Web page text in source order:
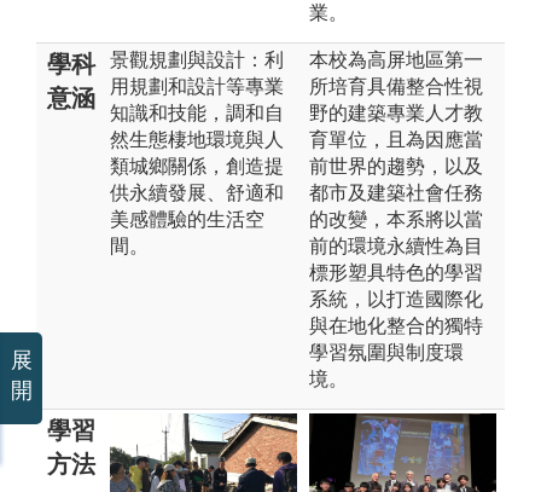
業。
學科
意涵
景觀規劃與設計：利
用規劃和設計等專業
知識和技能，調和自
然生態棲地環境與人
類城鄉關係，創造提
供永續發展、舒適和
美感體驗的生活空
間。
本校為高屏地區第一
所培育具備整合性視
野的建築專業人才教
育單位，且為因應當
前世界的趨勢，以及
都市及建築社會任務
的改變，本系將以當
前的環境永續性為目
標形塑具特色的學習
系統，以打造國際化
與在地化整合的獨特
學習氛圍與制度環
境。
學習
方法
展
開